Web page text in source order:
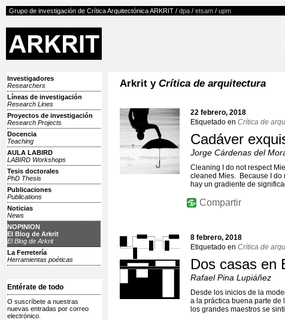
Grupo de investigación de Crítica Arquitectónica ARKRIT / dpa / etsam / upm
Investigadores
Researchers
Líneas de investigación
Research Lines
Proyectos de investigación
Research Projects
Docencia
Teaching
AULA LABIRD
LABIRD Workshops
Tesis doctorales
PhD Thesis
Publicaciones
Publications
Noticias
News
NOPINION
El Blog de Arkrit
El Blog de Arkrit
La Ferretería
Herramientas poéticas
Entérate de todo
O suscríbete a nuestras
nuevas entradas por correo
electrónico.
Arkrit y Crítica de arquitectura
22 febrero, 2018
Etiquetado en Crítica de
Cadáver
Jorge Cárdenas del
Cleaning I do not respect
cleaned Mies. Because I do
hay un gradiente de
Compartir
8 febrero, 2018
Etiquetado en Crítica de
Dos casas en
Rafael Pina Lupiáñez
Desde los inicios de la
a la práctica buena parte
los grandes maestros se